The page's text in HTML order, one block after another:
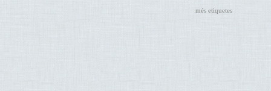
més etiquetes